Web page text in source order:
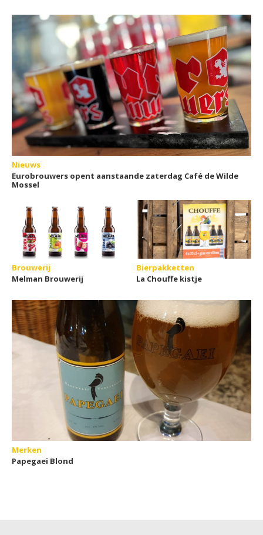
Nieuws
Eurobrouwers opent aanstaande zaterdag Café de Wilde
Mossel
Brouwerij
Melman Brouwerij
Bierpakketten
La Chouffe kistje
Merken
Papegaei Blond